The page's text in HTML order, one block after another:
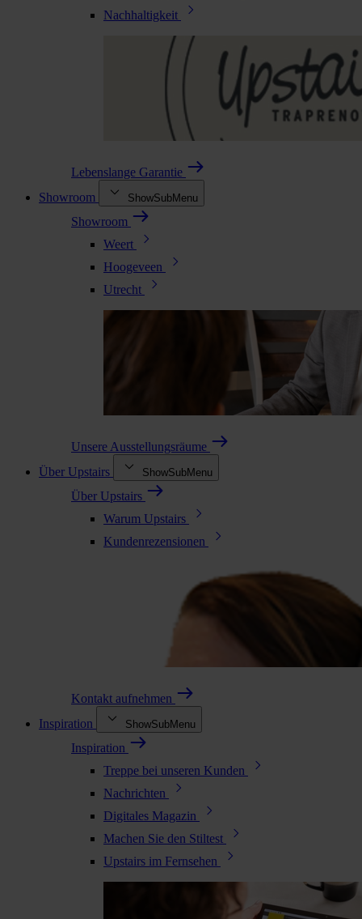
Nachhaltigkeit
Lebenslange Garantie
Showroom
ShowSubMenu
Showroom
Weert
Hoogeveen
Utrecht
Unsere Ausstellungsräume
Über Upstairs
ShowSubMenu
Über Upstairs
Warum Upstairs
Kundenrezensionen
Kontakt aufnehmen
Inspiration
ShowSubMenu
Inspiration
Treppe bei unseren Kunden
Nachrichten
Digitales Magazin
Machen Sie den Stiltest
Upstairs im Fernsehen